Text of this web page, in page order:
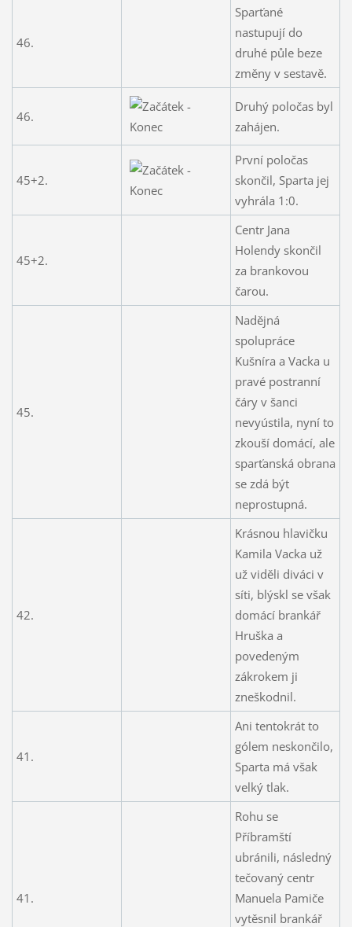
46.
Sparťané
nastupují do
druhé půle beze
změny v sestavě.
46.
Druhý poločas byl
zahájen.
45+2.
První poločas
skončil, Sparta jej
vyhrála 1:0.
45+2.
Centr Jana
Holendy skončil
za brankovou
čarou.
45.
Nadějná
spolupráce
Kušníra a Vacka u
pravé postranní
čáry v šanci
nevyústila, nyní to
zkouší domácí, ale
sparťanská obrana
se zdá být
neprostupná.
42.
Krásnou hlavičku
Kamila Vacka už
už viděli diváci v
síti, blýskl se však
domácí brankář
Hruška a
povedeným
zákrokem ji
zneškodnil.
41.
Ani tentokrát to
gólem neskončilo,
Sparta má však
velký tlak.
41.
Rohu se
Příbramští
ubránili, následný
tečovaný centr
Manuela Pamiče
vytěsnil brankář